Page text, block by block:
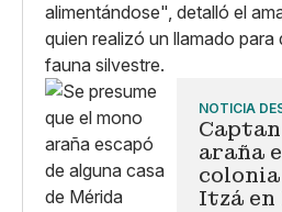
alimentándose", detalló el
quien realizó un llamado para
fauna silvestre.
NOTICIA
araña
Itzá en